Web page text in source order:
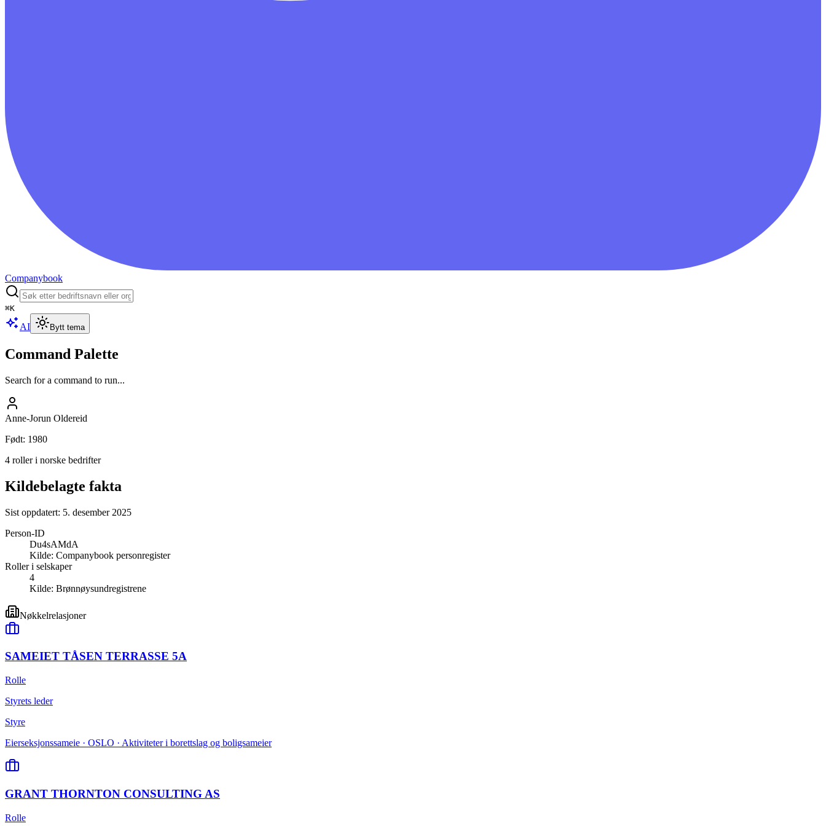
Companybook
⌘K
AI Bytt tema
Command Palette
Search for a command to run...
Anne-Jorun Oldereid
Født: 1980
4 roller i norske bedrifter
Kildebelagte fakta
Sist oppdatert: 5. desember 2025
Person-ID
Du4sAMdA
Kilde: Companybook personregister
Roller i selskaper
4
Kilde: Brønnøysundregistrene
Nøkkelrelasjoner
SAMEIET TÅSEN TERRASSE 5A
Rolle
Styrets leder
Styre
Eierseksjonssameie · OSLO · Aktiviteter i borettslag og boligsameier
GRANT THORNTON CONSULTING AS
Rolle